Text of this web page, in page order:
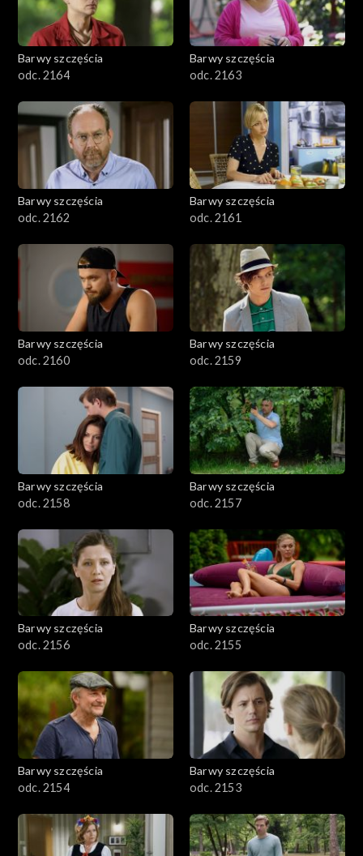
Barwy szczęścia
odc. 2164
Barwy szczęścia
odc. 2163
Barwy szczęścia
odc. 2162
Barwy szczęścia
odc. 2161
Barwy szczęścia
odc. 2160
Barwy szczęścia
odc. 2159
Barwy szczęścia
odc. 2158
Barwy szczęścia
odc. 2157
Barwy szczęścia
odc. 2156
Barwy szczęścia
odc. 2155
Barwy szczęścia
odc. 2154
Barwy szczęścia
odc. 2153